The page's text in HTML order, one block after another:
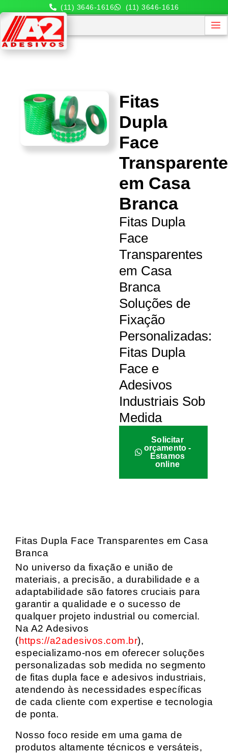
(11) 3646-1616 (11) 3646-1616
Fitas
Dupla
Face
em Casa
Branca
Fitas Dupla
Face
Transparentes
em Casa
Branca
Soluções de
Fixação
Personalizadas:
Fitas Dupla
Face e
Adesivos
Industriais Sob
Medida
Solicitar
orçamento -
Estamos
online
Fitas Dupla Face Transparentes em Casa
Branca
No universo da fixação e união de
materiais, a precisão, a durabilidade e a
adaptabilidade são fatores cruciais para
garantir a qualidade e o sucesso de
qualquer projeto industrial ou comercial.
Na A2 Adesivos
(https://a2adesivos.com.br),
especializamo-nos em oferecer soluções
personalizadas sob medida no segmento
de fitas dupla face e adesivos industriais,
atendendo às necessidades específicas
de cada cliente com expertise e tecnologia
de ponta.
Nosso foco reside em uma gama de
produtos altamente técnicos e versáteis,